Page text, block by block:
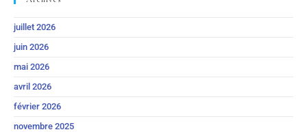
juillet 2026
juin 2026
mai 2026
avril 2026
février 2026
novembre 2025